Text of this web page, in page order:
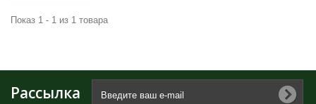
Показ 1 - 1 из 1 товара
Рассылка